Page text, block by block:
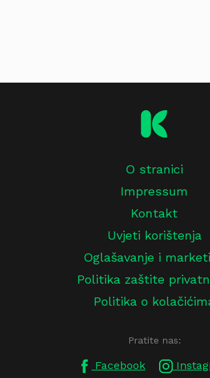
O stranici
Impressum
Kontakt
Uvjeti korištenja
Oglašavanje i
Politika zaštite
Politika o
Pratite nas:
Facebook